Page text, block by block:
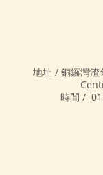
地址 / 銅鑼灣
時間 /